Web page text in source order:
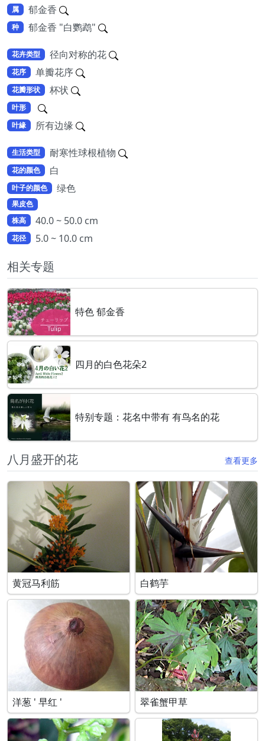
属 郁金香
种 郁金香 "白鹦鹉"
花卉类型 径向对称的花
花序 单瓣花序
花瓣形状 杯状
叶形
叶緣
所有边缘
生活类型 耐寒性球根植物
花的颜色 白
叶子的颜色 绿色
果皮色
株高
40.0 ~ 50.0 cm
花径 5.0 ~ 10.0 cm
相关专题
特色 郁金香
四月的白色花朵2
特别专题：花名中带有 有鸟名的花
八月盛开的花 查看更多
黄冠马利筋 白鹤芋
洋葱 ' 早红 ' 翠雀蟹甲草